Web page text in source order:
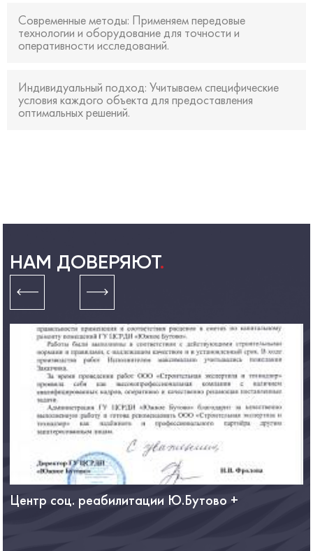
Современные методы: Применяем передовые
технологии и оборудование для точности и
оперативности исследований.
Индивидуальный подход: Учитываем специфические
условия каждого объекта для предоставления
оптимальных решений.
НАМ ДОВЕРЯЮТ.
Центр соц. реабилитации Ю.Бутово +